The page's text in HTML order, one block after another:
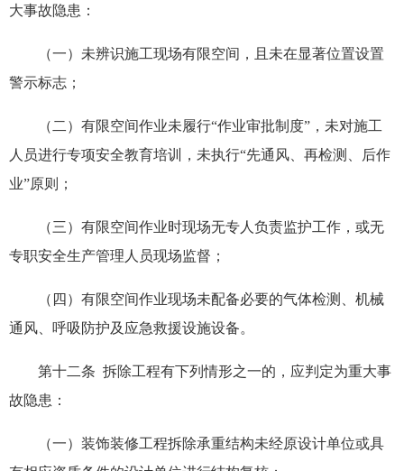
大事故隐患：
（一）未辨识施工现场有限空间，且未在显著位置设置
警示标志；
（二）有限空间作业未履行“作业审批制度”，未对施工
人员进行专项安全教育培训，未执行“先通风、再检测、后作
业”原则；
（三）有限空间作业时现场无专人负责监护工作，或无
专职安全生产管理人员现场监督；
（四）有限空间作业现场未配备必要的气体检测、机械
通风、呼吸防护及应急救援设施设备。
第十二条 拆除工程有下列情形之一的，应判定为重大事
故隐患：
（一）装饰装修工程拆除承重结构未经原设计单位或具